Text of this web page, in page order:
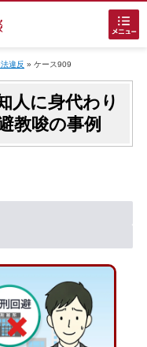
違反 » ケース909
人に身代わり
教唆の事例